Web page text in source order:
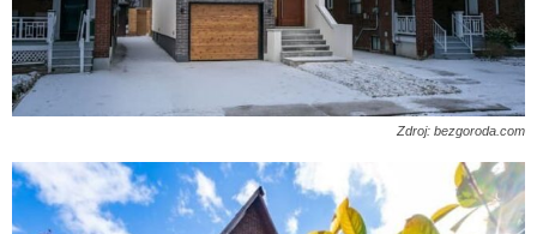
Zdroj: bezgoroda.com